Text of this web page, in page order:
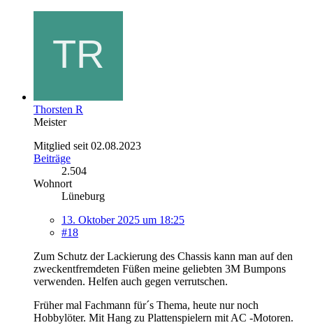
Thorsten R
Meister
Mitglied seit 02.08.2023
Beiträge
2.504
Wohnort
Lüneburg
13. Oktober 2025 um 18:25
#18
Zum Schutz der Lackierung des Chassis kann man auf den
zweckentfremdeten Füßen meine geliebten 3M Bumpons
verwenden. Helfen auch gegen verrutschen.
Früher mal Fachmann für´s Thema, heute nur noch
Hobbylöter. Mit Hang zu Plattenspielern mit AC -Motoren.